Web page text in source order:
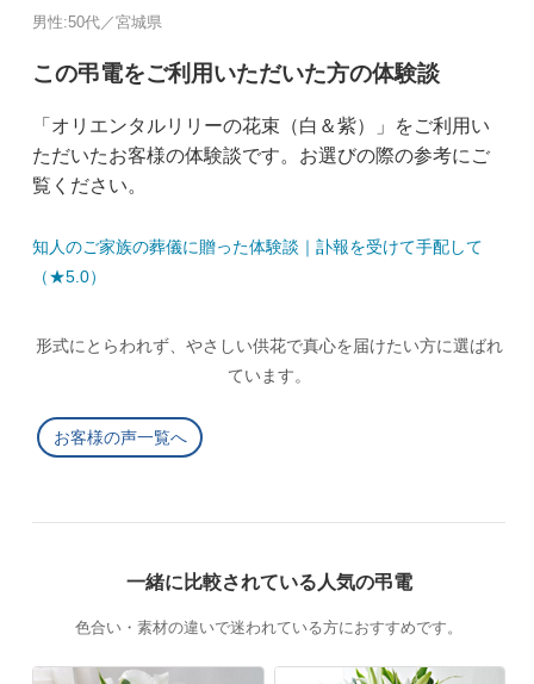
男性:50代／宮城県
この弔電をご利用いただいた方の体験談
「オリエンタルリリーの花束（白＆紫）」をご利用い
ただいたお客様の体験談です。お選びの際の参考にご
覧ください。
知人のご家族の葬儀に贈った体験談｜訃報を受けて手配して
（★5.0）
形式にとらわれず、やさしい供花で真心を届けたい方に選ばれ
ています。
お客様の声一覧へ
一緒に比較されている人気の弔電
色合い・素材の違いで迷われている方におすすめです。